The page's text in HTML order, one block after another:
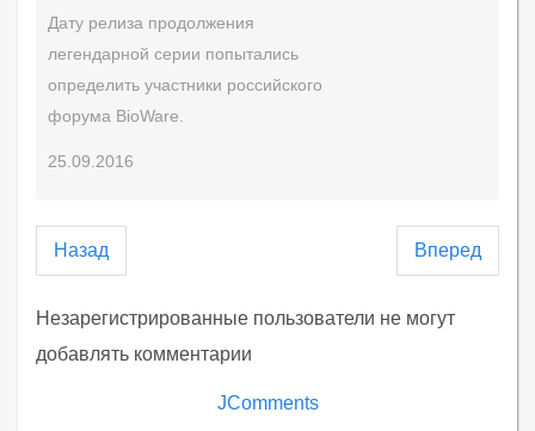
Дату релиза продолжения
легендарной серии попытались
определить участники российского
форума BioWare.
25.09.2016
Назад Вперед
Незарегистрированные пользователи не могут
добавлять комментарии
JComments